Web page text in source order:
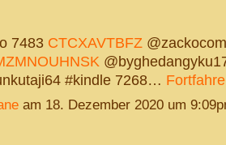
7483 CTCXAVTBFZ
#kindle 7268…
am 18. Dezember 2020 um